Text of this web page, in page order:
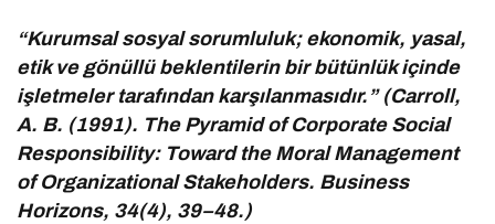
“Kurumsal sosyal sorumluluk; ekonomik, yasal,
etik ve gönüllü beklentilerin bir bütünlük içinde
işletmeler tarafından karşılanmasıdır.” (Carroll,
A. B. (1991). The Pyramid of Corporate Social
Responsibility: Toward the Moral Management
of Organizational Stakeholders. Business
Horizons, 34(4), 39–48.)